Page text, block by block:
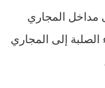
مداخل المجاري
الصلبة إلى المجاري